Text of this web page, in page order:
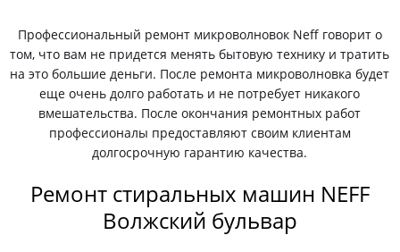
Профессиональный ремонт микроволновок Neff говорит о
том, что вам не придется менять бытовую технику и тратить
на это большие деньги. После ремонта микроволновка будет
еще очень долго работать и не потребует никакого
вмешательства. После окончания ремонтных работ
профессионалы предоставляют своим клиентам
долгосрочную гарантию качества.
Ремонт стиральных машин NEFF
Волжский бульвар